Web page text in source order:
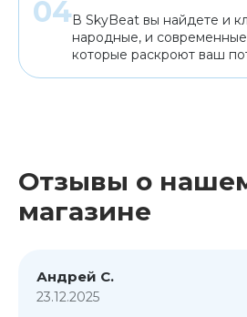
В SkyBeat вы найдете и
народные, и
которые раскроют ваш
Отзывы о
магазине
Андрей С.
23.12.2025